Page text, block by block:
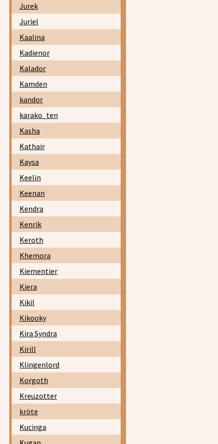
Jurek
Juriel
Kaalina
Kadienor
Kalador
Kamden
kandor
karako_ten
Kasha
Kathair
Kaysa
Keelin
Keenan
Kendra
Kenrik
Keroth
Khemora
Kiementier
Kiera
Kikil
Kikooky
Kira Syndra
Kirill
Klingenlord
Korgoth
Kreuzotter
kröte
Kucinga